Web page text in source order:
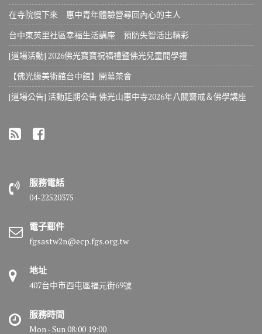
在寺院慢下來 惠中青年體驗營尋回內心的主人
台中東英里社區幸福生活講座 預防失智活出精彩
[道場活動] 2026佛光寶寶祝福禮暨佛光兒童開學禮
【佛光緣美術館台中館】開幕茶會
[道場公告] 活動延期公告 佛光山惠中寺2026年八關齋戒＆佛學講座
服務電話
04-22520375
電子郵件
fgsastw2n@ecp.fgs.org.tw
地址
407台中市西屯區福元街69號
服務時間
Mon - Sun 08:00 19:00